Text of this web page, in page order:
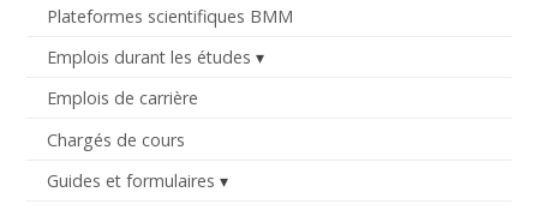
Plateformes scientifiques BMM
Emplois durant les études
Emplois de carrière
Chargés de cours
Guides et formulaires